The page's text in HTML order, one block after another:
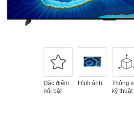
Đặc điểm
nổi bật
Hình ảnh
Thông
kỹ thuật